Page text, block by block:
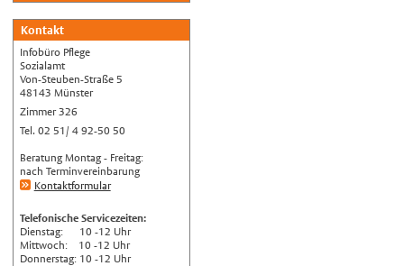
Nederlands
English
Українська
Türkçe
Français
Polski
Русский
Kontakt
Infobüro Pflege
Sozialamt
Von-Steuben-Straße 5
48143 Münster
Zimmer 326
Tel. 02 51/ 4 92-50 50
Beratung Montag - Freitag:
nach Terminvereinbarung
Kontaktformular
Telefonische Servicezeiten:
Dienstag: 10 -12 Uhr
Mittwoch: 10 -12 Uhr
Donnerstag: 10 -12 Uhr